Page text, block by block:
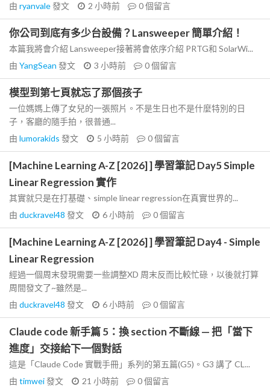
由 ryanvale發文 2 小時前 0個留言
你公司到底有多少台設備？Lansweeper 簡單介紹！
本篇我將會介紹 Lansweeper接著將會依序介紹 PRTG和 SolarWi...
由 YangSean 發文 3 小時前 0個留言
模型到第七頁就忘了那個孩子
一位媽媽上傳了女兒的一張照片。不是生日也不是什麼特別的日
子，客廳的隨手拍，很普通...
由 lumorakids 發文 5 小時前 0個留言
[Machine Learning A-Z [2026] ] 學習筆記 Day5 Simple
Linear Regression 實作
其實就只是在打基礎、simple linear regression在真實世界的...
由 duckravel48 發文 6 小時前 0個留言
[Machine Learning A-Z [2026] ] 學習筆記 Day4 - Simple
Linear Regression
經過一個周末發現需要一些調整XD 周末反而比較忙碌，以後就打算
周間發文了~雖然是...
由 duckravel48 發文 6 小時前 0個留言
Claude code 新手篇 5：換 section 不斷線 — 把「當下
進度」交接給下一個對話
這是「Claude Code 實戰手冊」系列的第五篇(G5)。G3 講了 CL...
由 timwei發文 21 小時前 0個留言